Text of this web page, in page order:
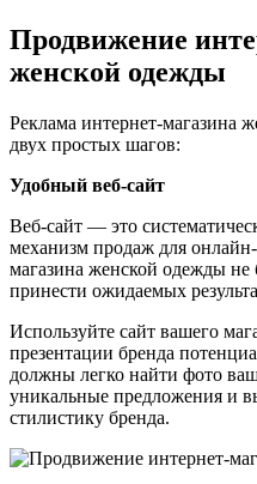
Продвижение
женской одежды
Реклама интернет-магазина
двух простых шагов:
Удобный веб-сайт
Веб-сайт — это
механизм продаж для
магазина женской одежды не
принести ожидаемых
Используйте сайт вашего
презентации бренда
должны легко найти фото
уникальные предложения и
стилистику бренда.